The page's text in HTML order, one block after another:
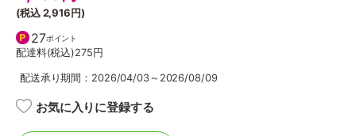
(税込2,916円)
27ポイント
配達料(税込)275円
配送承り期間：2026/04/03～2026/08/09
お気に入りに登録する